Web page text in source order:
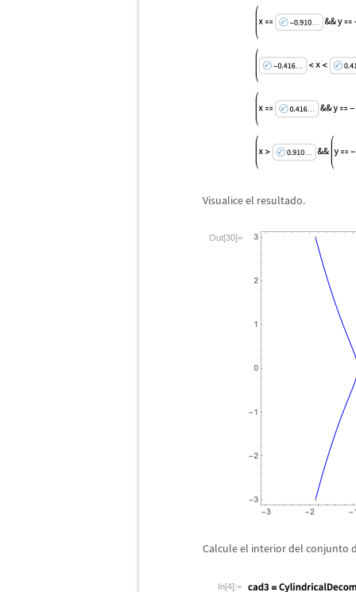
Visualice el resultado.
Out[30]=
Calcule el interior del conjunto
In[4]:=